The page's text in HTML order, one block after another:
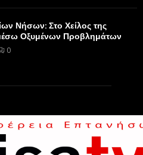
Νήσων: Στο Χείλος της
Οξυμένων Προβλημάτων
0